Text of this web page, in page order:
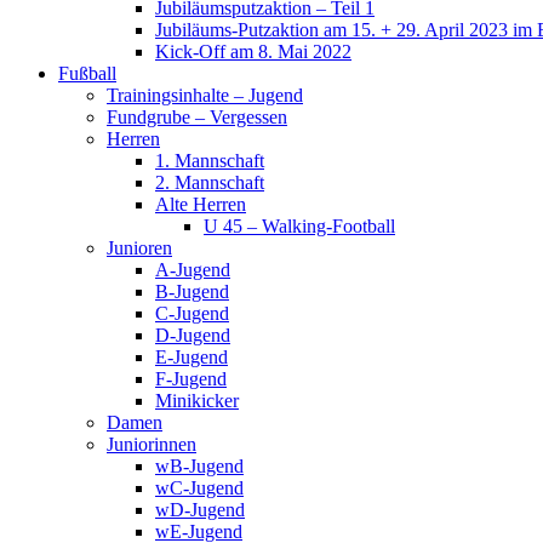
Jubiläumsputzaktion – Teil 1
Jubiläums-Putzaktion am 15. + 29. April 2023 im
Kick-Off am 8. Mai 2022
Fußball
Trainingsinhalte – Jugend
Fundgrube – Vergessen
Herren
1. Mannschaft
2. Mannschaft
Alte Herren
U 45 – Walking-Football
Junioren
A-Jugend
B-Jugend
C-Jugend
D-Jugend
E-Jugend
F-Jugend
Minikicker
Damen
Juniorinnen
wB-Jugend
wC-Jugend
wD-Jugend
wE-Jugend